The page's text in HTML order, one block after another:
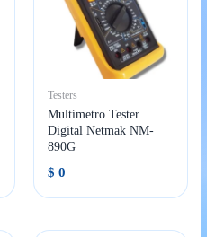
Testers
Multímetro Tester
Digital Netmak NM-
890G
$ 0